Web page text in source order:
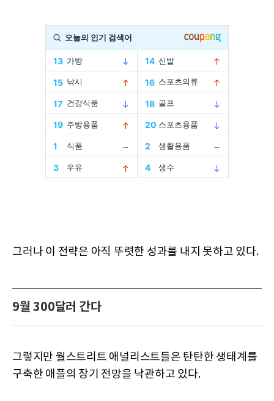
그러나 이 전략은 아직 뚜렷한 성과를 내지 못하고 있다.
9월 300달러 간다
그렇지만 월스트리트 애널리스트들은 탄탄한 생태계를
구축한 애플의 장기 전망을 낙관하고 있다.